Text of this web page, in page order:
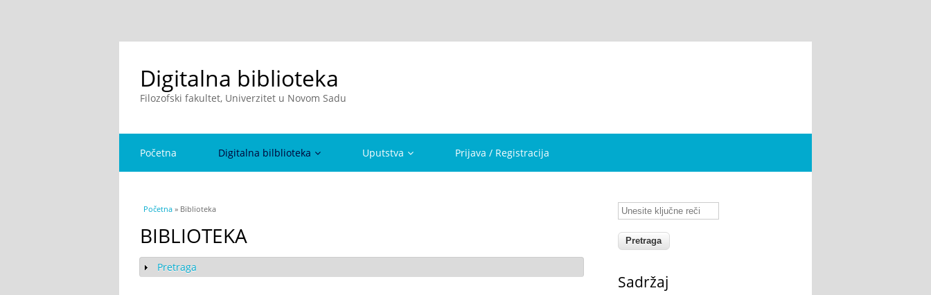
Digitalna biblioteka
Filozofski fakultet, Univerzitet u Novom Sadu
Početna Digitalna bilblioteka Uputstva Prijava / Registracija
You are here
Početna » Biblioteka
BIBLIOTEKA
Show
Pretraga
Unesite ključne reči
Sadržaj